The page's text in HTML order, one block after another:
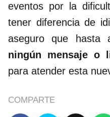
eventos por la
tener diferencia de
aseguro que hasta
ningún mensaje o
para atender esta
COMPARTE